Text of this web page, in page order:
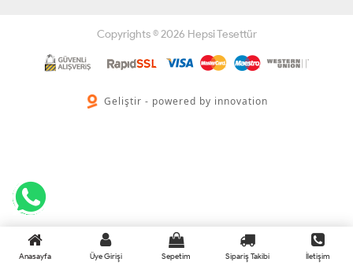
Copyrights © 2026 Hepsi Tesettür
Geliştir - powered by innovation
Anasayfa Üye Girişi Sepetim Sipariş Takibi İletişim